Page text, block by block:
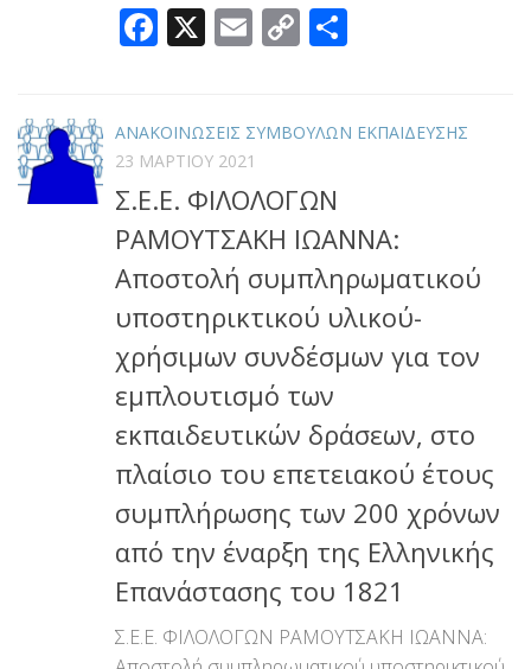
Facebook
X Email
Copy
ΑΝΑΚΟΙΝΩΣΕΙΣ ΣΥΜΒΟΥΛΩΝ ΕΚΠΑΙΔΕΥΣΗΣ
23 ΜΑΡΤΊΟΥ 2021
Σ.Ε.Ε. ΦΙΛΟΛΟΓΩΝ
ΡΑΜΟΥΤΣΑΚΗ ΙΩΑΝΝΑ:
Αποστολή συμπληρωματικού
υποστηρικτικού υλικού-
χρήσιμων συνδέσμων για τον
εμπλουτισμό των
εκπαιδευτικών δράσεων, στο
πλαίσιο του επετειακού έτους
συμπλήρωσης των 200 χρόνων
από την έναρξη της Ελληνικής
Επανάστασης του 1821
Σ.Ε.Ε. ΦΙΛΟΛΟΓΩΝ ΡΑΜΟΥΤΣΑΚΗ ΙΩΑΝΝΑ: